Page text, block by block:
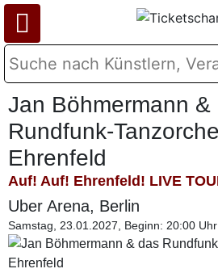
Jan Böhmermann &
Rundfunk-
Ehrenfeld
Auf! Auf! Ehrenfeld! LIVE
Uber Arena, Berlin
Samstag, 23.01.2027, Beginn: 20:00 Uhr